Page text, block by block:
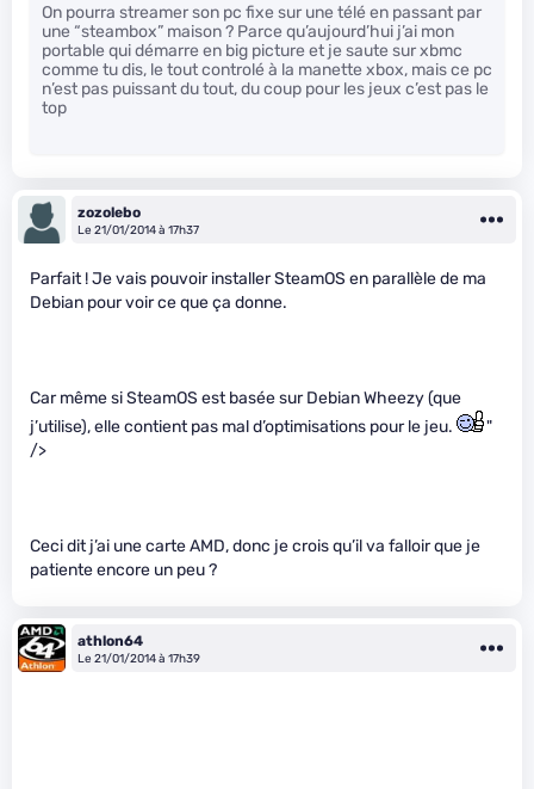
On pourra streamer son pc fixe sur une télé en passant par
une “steambox” maison ? Parce qu’aujourd’hui j’ai mon
portable qui démarre en big picture et je saute sur xbmc
comme tu dis, le tout controlé à la manette xbox, mais ce pc
n’est pas puissant du tout, du coup pour les jeux c’est pas le
top
zozolebo
Le 21/01/2014 à 17h37
Parfait ! Je vais pouvoir installer SteamOS en parallèle de ma
Debian pour voir ce que ça donne.
Car même si SteamOS est basée sur Debian Wheezy (que
j’utilise), elle contient pas mal d’optimisations pour le jeu.
"
/>
Ceci dit j’ai une carte AMD, donc je crois qu’il va falloir que je
patiente encore un peu ?
athlon64
Le 21/01/2014 à 17h39